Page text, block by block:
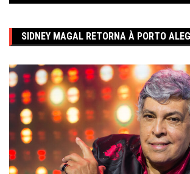
SIDNEY MAGAL RETORNA À PORTO